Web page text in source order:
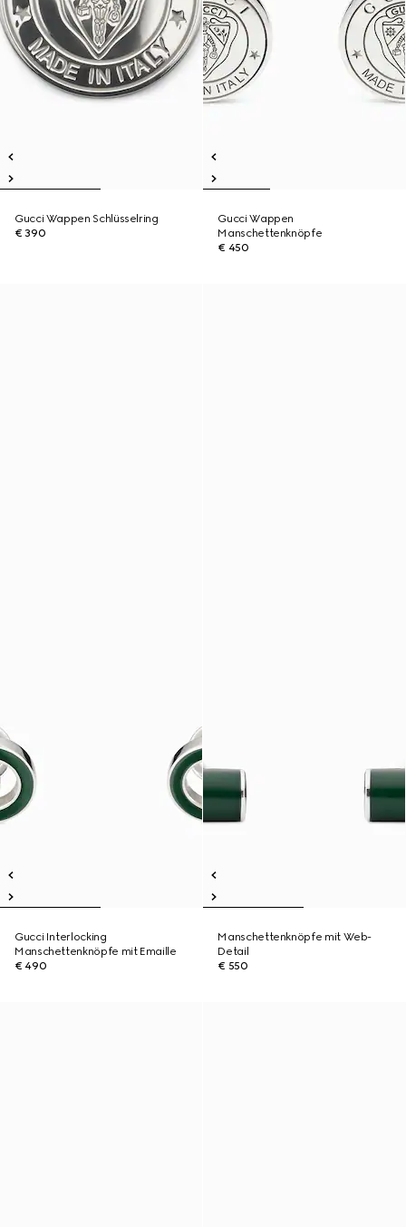
Gucci Wappen Schlüsselring
€ 390
Gucci Wappen
Manschettenknöpfe
€ 450
Gucci Interlocking
Manschettenknöpfe mit Emaille
€ 490
Manschettenknöpfe mit Web-
Detail
€ 550